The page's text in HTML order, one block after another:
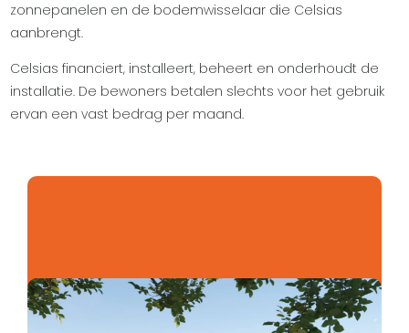
zonnepanelen en de bodemwisselaar die Celsias
aanbrengt.
Celsias financiert, installeert, beheert en onderhoudt de
installatie. De bewoners betalen slechts voor het gebruik
ervan een vast bedrag per maand.